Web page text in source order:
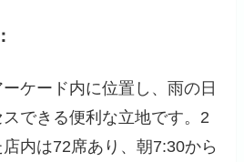
ケード内に位置し、雨の日
できる便利な立地です。2
内は72席あり、朝7:30から